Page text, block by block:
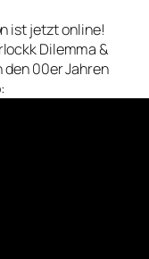
ist jetzt online!
Dilemma &
den 00er Jahren